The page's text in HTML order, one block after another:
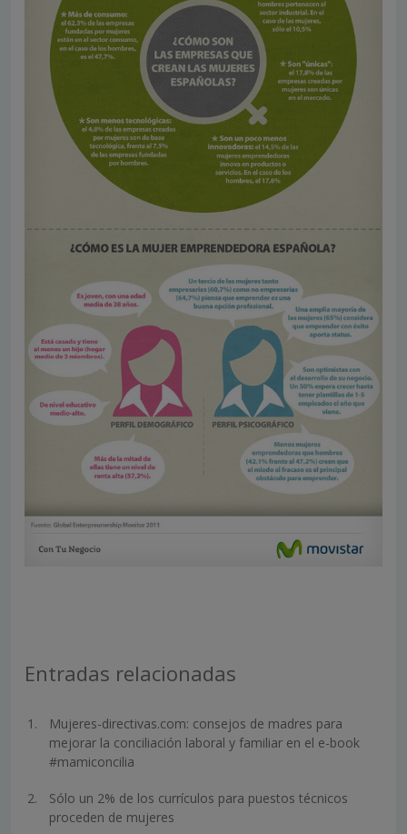
Entradas relacionadas
Mujeres-directivas.com: consejos de madres para
mejorar la conciliación laboral y familiar en el e-book
#mamiconcilia
Sólo un 2% de los currículos para puestos técnicos
proceden de mujeres